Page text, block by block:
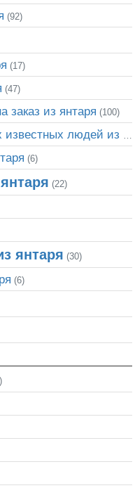
(92)
(17)
(47)
заказ из янтаря (100)
(6)
(22)
янтаря (30)
(6)